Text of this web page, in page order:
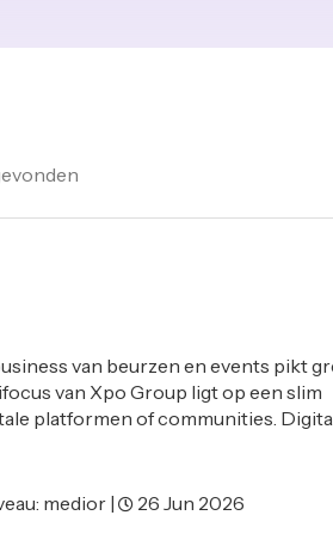
van beurzen en events pikt
van Xpo Group ligt op een slim
platformen of communities.
medior | 26 Jun 2026